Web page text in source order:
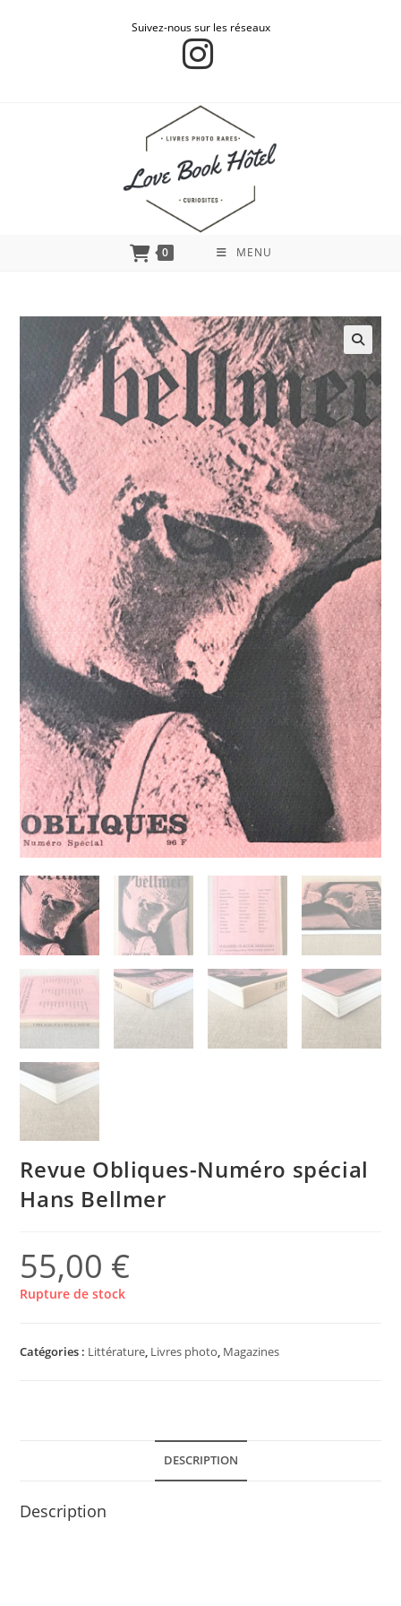
Suivez-nous sur les réseaux
0 MENU
Revue Obliques-Numéro spécial
Hans Bellmer
55,00 €
Rupture de stock
Catégories : Littérature, Livres photo, Magazines
DESCRIPTION
Description